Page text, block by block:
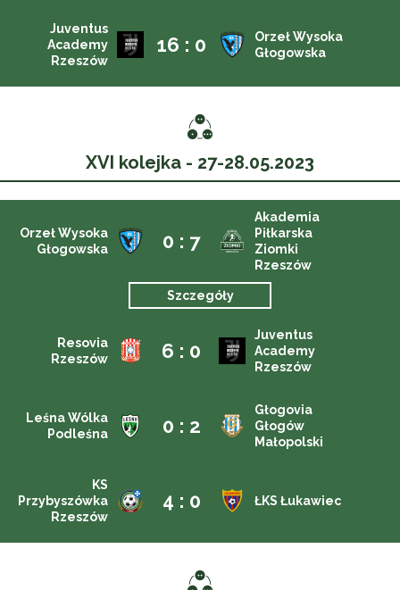
Juventus
Academy
Rzeszów
16 : 0
Orzeł Wysoka
Głogowska
XVI kolejka - 27-28.05.2023
Orzeł Wysoka
Głogowska
0 : 7
Akademia
Piłkarska
Ziomki
Rzeszów
Szczegóły
Resovia
Rzeszów
6 : 0
Juventus
Academy
Rzeszów
Leśna Wólka
Podleśna
0 : 2
Głogovia
Głogów
Małopolski
KS
Przybyszówka
Rzeszów
4 : 0 ŁKS Łukawiec